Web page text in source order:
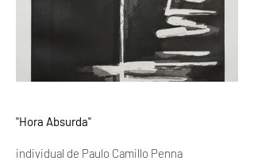
"Hora Absurda"
individual de Paulo Camillo Penna